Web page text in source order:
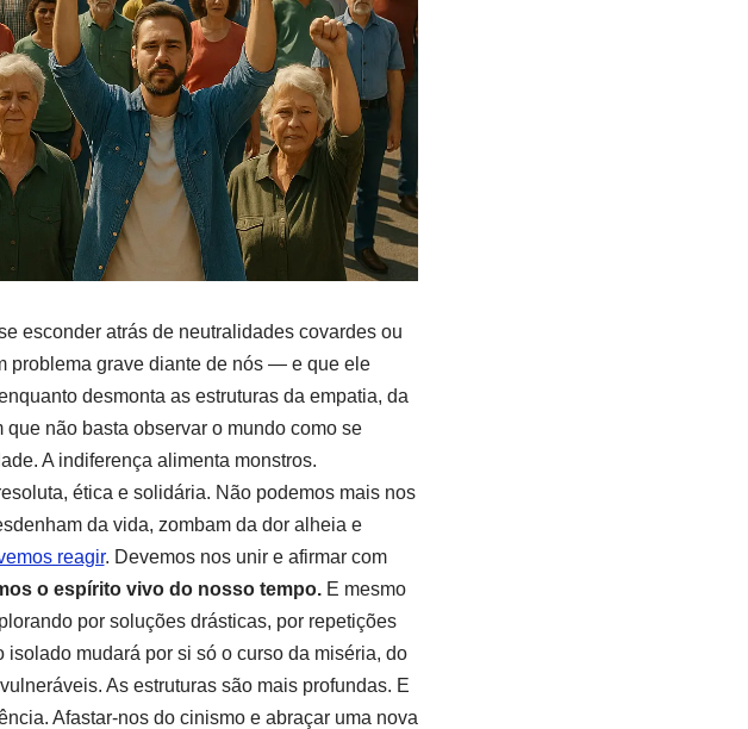
esconder atrás de neutralidades covardes ou
problema grave diante de nós — e que ele
desmonta as estruturas da empatia, da
não basta observar o mundo como se
A indiferença alimenta monstros.
ética e solidária. Não podemos mais nos
da vida, zombam da dor alheia e
reagir. Devemos nos unir e afirmar com
o espírito vivo do nosso tempo.E mesmo
por soluções drásticas, por repetições
mudará por si só o curso da miséria, do
As estruturas são mais profundas. E
Afastar-nos do cinismo e abraçar uma nova